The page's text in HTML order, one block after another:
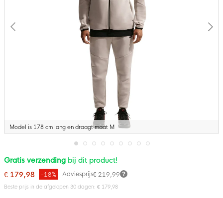
Model is 178 cm lang en draagt maat M
Ga
naar
begin
van
Gratis verzending bij dit product!
€ 179,98
Adviesprijs€ 219,99
-18%
Beste prijs in de afgelopen 30 dagen: € 179,98